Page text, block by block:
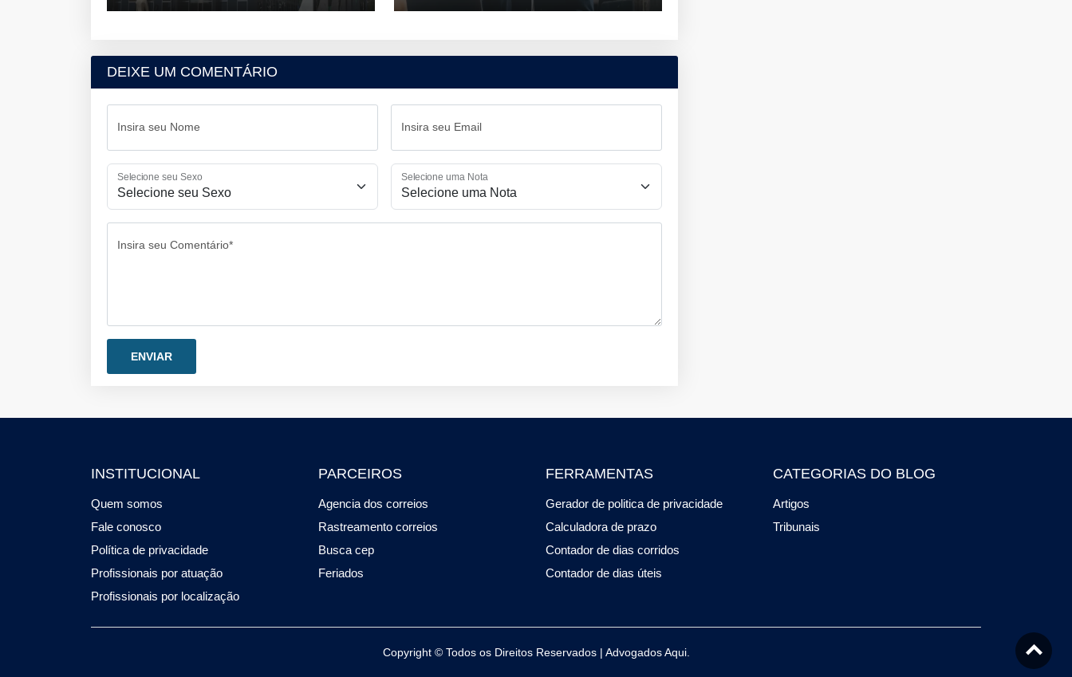
DEIXE UM COMENTÁRIO
Insira seu Nome Insira seu Email
Selecione seu Sexo Selecione uma Nota
Insira seu Comentário*
INSTITUCIONAL
Quem somos
Fale conosco
Política de privacidade
Profissionais por atuação
Profissionais por localização
PARCEIROS
Agencia dos correios
Rastreamento correios
Busca cep
Feriados
FERRAMENTAS
Gerador de politica de privacidade
Calculadora de prazo
Contador de dias corridos
Contador de dias úteis
CATEGORIAS DO BLOG
Artigos
Tribunais
Copyright © Todos os Direitos Reservados | Advogados Aqui.